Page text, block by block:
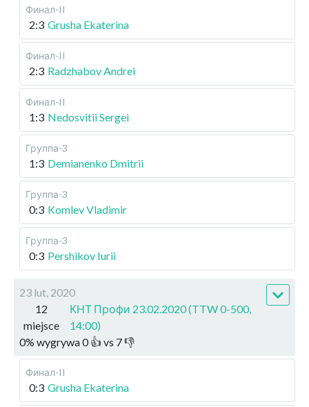
Финал-II
2:3 Grusha Ekaterina
Финал-II
2:3 Radzhabov Andrei
Финал-II
1:3 Nedosvitii Sergei
Группа-3
1:3 Demianenko Dmitrii
Группа-3
0:3 Komlev Vladimir
Группа-3
0:3 Pershikov Iurii
23 lut, 2020
12
miejsce
КНТ Профи 23.02.2020 (TTW 0-500,
14:00)
0% wygrywa0👍 vs 7👎
Финал-II
0:3 Grusha Ekaterina